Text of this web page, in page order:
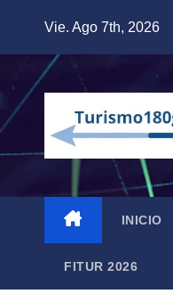
contenido
Vie. Ago 7th, 2026
INICIO
FITUR 2026